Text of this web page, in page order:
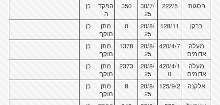
פסגות 222/5
30/7/
25
350
הפקד
ה
כן
ברקן 128/11
20/8/
25
0
מתן
מוקף
כן
מעלה
אדומים
420/4/7
20/8/
25
1378
מתן
מוקף
כן
מעלה
אדומים
420/4/1
0
20/8/
25
2373
מתן
מוקף
כן
אלקנה 125/9/2
20/8/
25
8
מתן
מוקף
כן